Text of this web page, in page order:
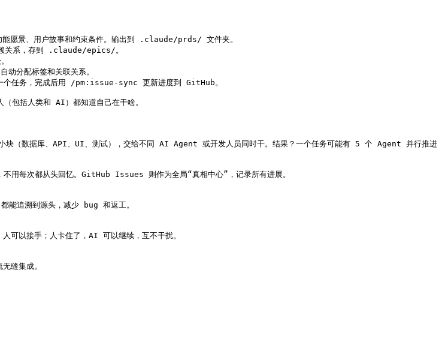
能愿景、用户故事和约束条件。输出到 .claude/prds/ 文件夹。
关系，存到 .claude/epics/。
配标签和关联关系。
任务，完成后用 /pm:issue-sync 更新进度到 GitHub。
包括人类和 AI）都知道自己在干啥。
块（数据库、API、UI、测试），交给不同 AI Agent 或开发人员同时干。结果？一个任务可能有 5 个 Agent 并行推进
用每次都从头回忆。GitHub Issues 则作为全局“真相中心”，记录所有进展。
追溯到源头，减少 bug 和返工。
以接手；人卡住了，AI 可以继续，互不干扰。
缝集成。